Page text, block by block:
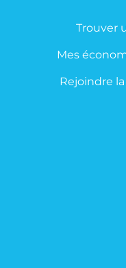
Trouver
Mes
Rejoindre